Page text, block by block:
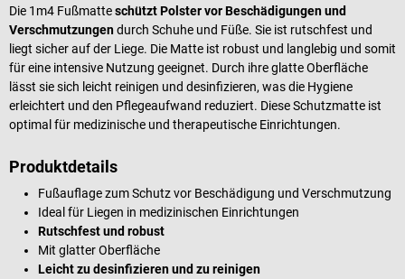
Die 1m4 Fußmatteschützt Polster vor Beschädigungen und
Verschmutzungendurch Schuhe und Füße. Sie ist rutschfest und
liegt sicher auf der Liege. Die Matte ist robust und langlebig und somit
für eine intensive Nutzung geeignet. Durch ihre glatte Oberfläche
lässt sie sich leicht reinigen und desinfizieren, was die Hygiene
erleichtert und den Pflegeaufwand reduziert. Diese Schutzmatte ist
optimal für medizinische und therapeutische Einrichtungen.
Produktdetails
Fußauflage zum Schutz vor Beschädigung und Verschmutzung
Ideal für Liegen in medizinischen Einrichtungen
Rutschfest und robust
Mit glatter Oberfläche
Leicht zu desinfizieren und zu reinigen